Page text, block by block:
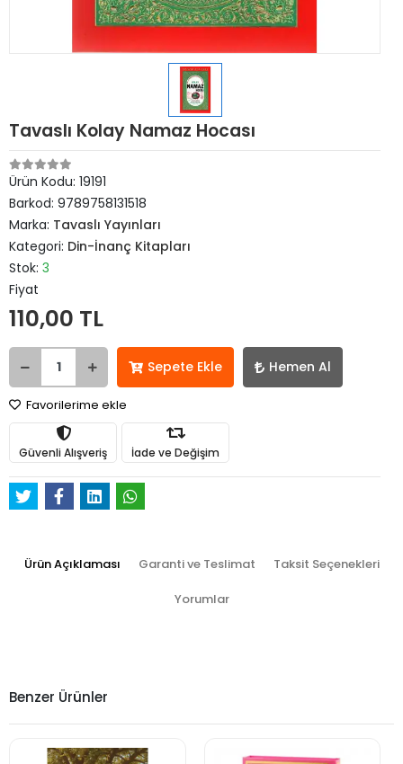
Tavaslı Kolay Namaz Hocası
Ürün Kodu: 19191
Barkod: 9789758131518
Marka: Tavaslı Yayınları
Kategori: Din-İnanç Kitapları
Stok: 3
Fiyat
110,00 TL
Sepete Ekle Hemen Al
Favorilerime ekle
Güvenli Alışveriş İade ve Değişim
Ürün Açıklaması Garanti ve Teslimat Taksit Seçenekleri
Yorumlar
Benzer Ürünler